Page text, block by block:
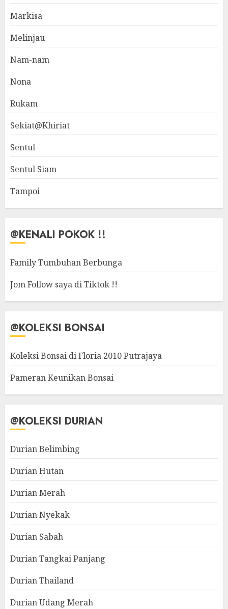
Markisa
Melinjau
Nam-nam
Nona
Rukam
Sekiat@Khiriat
Sentul
Sentul Siam
Tampoi
@KENALI POKOK !!
Family Tumbuhan Berbunga
Jom Follow saya di Tiktok !!
@KOLEKSI BONSAI
Koleksi Bonsai di Floria 2010 Putrajaya
Pameran Keunikan Bonsai
@KOLEKSI DURIAN
Durian Belimbing
Durian Hutan
Durian Merah
Durian Nyekak
Durian Sabah
Durian Tangkai Panjang
Durian Thailand
Durian Udang Merah